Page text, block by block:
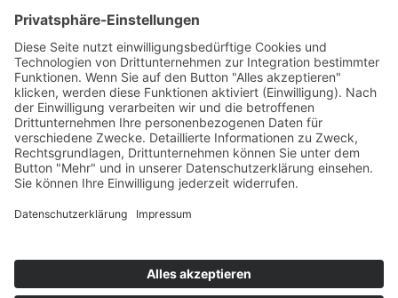
Stickereien & Textilien GmbH| Alle Rechte vorbehalten